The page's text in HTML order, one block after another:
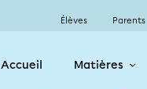
Élèves Parents
Accueil Matières